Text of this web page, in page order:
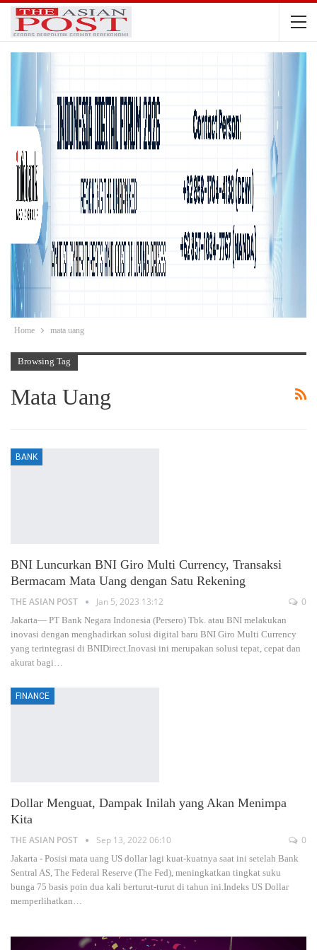
Home mata uang
Browsing Tag
Mata Uang
BANK
BNI Luncurkan BNI Giro Multi Currency, Transaksi
Bermacam Mata Uang dengan Satu Rekening
THE ASIAN POST Jan 5, 2023 13:12 0
Jakarta— PT Bank Negara Indonesia (Persero) Tbk. atau BNI melakukan
inovasi dengan menghadirkan solusi digital baru BNI Giro Multi Currency
yang terintegrasi di BNIDirect.Inovasi ini merupakan solusi tepat, cepat dan
akurat bagi
FINANCE
Dollar Menguat, Dampak Inilah yang Akan Menimpa
Kita
THE ASIAN POST Sep 13, 2022 06:10 0
Jakarta - Posisi mata uang US dollar lagi kuat-kuatnya saat ini setelah Bank
Sentral AS, The Federal Reserve (The Fed), meningkatkan tingkat suku
bunga 75 basis poin dua kali berturut-turut di tahun ini.Indeks US Dollar
memperlihatkan…